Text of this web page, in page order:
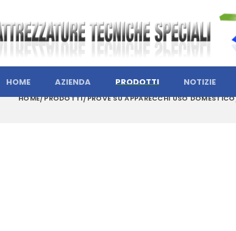
HOME AZIENDA PRODOTTI NOTIZIE
HOME PRODOTTI PROVE SU APPARECCHI USO DOMESTICO